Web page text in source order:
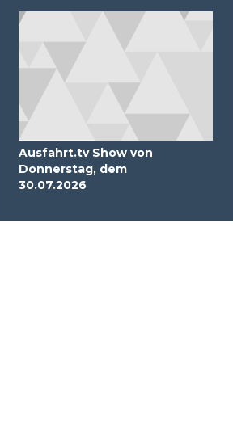
Ausfahrt.tv Show von
Donnerstag, dem
30.07.2026